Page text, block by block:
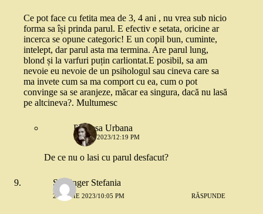
Ce pot face cu fetita mea de 3, 4 ani , nu vrea sub nicio
forma sa își prinda parul. E efectiv e setata, oricine ar
incerca se opune categoric! E un copil bun, cuminte,
intelept, dar parul asta ma termina. Are parul lung,
blond și la varfuri puțin carliontat.E posibil, sa am
nevoie eu nevoie de un psihologul sau cineva care sa
ma invete cum sa ma comport cu ea, cum o pot
convinge sa se aranjeze, măcar ea singura, dacă nu lasă
pe altcineva?. Multumesc
Printesa Urbana
11 MAI 2023/12:19 PM
De ce nu o lasi cu parul desfacut?
Starlinger Stefania
27 IUNIE 2023/10:05 PM RĂSPUNDE